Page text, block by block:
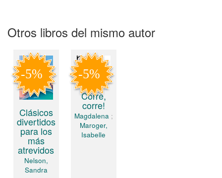
Otros libros del mismo autor
Clásicos
divertidos
para los
más
atrevidos
Nelson,
Sandra
Corre,
corre!
Magdalena;
Maroger,
Isabelle